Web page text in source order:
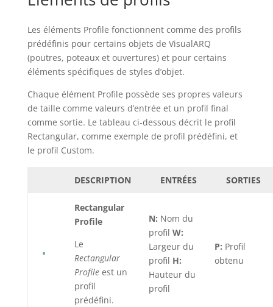
Les éléments Profile fonctionnent comme des profils
prédéfinis pour certains objets de VisualARQ
(poutres, poteaux et ouvertures) et pour certains
éléments spécifiques de styles d’objet.
Chaque élément Profile possède ses propres valeurs
de taille comme valeurs d’entrée et un profil final
comme sortie. Le tableau ci-dessous décrit le profil
Rectangular, comme exemple de profil prédéfini, et
le profil Custom.
DESCRIPTION ENTRÉES SORTIES
Rectangular
Profile
Le
Rectangular
Profileest un
profil
prédéfini.
N: Nom du
profil W:
Largeur du
profil H:
Hauteur du
profil
P: Profil
obtenu